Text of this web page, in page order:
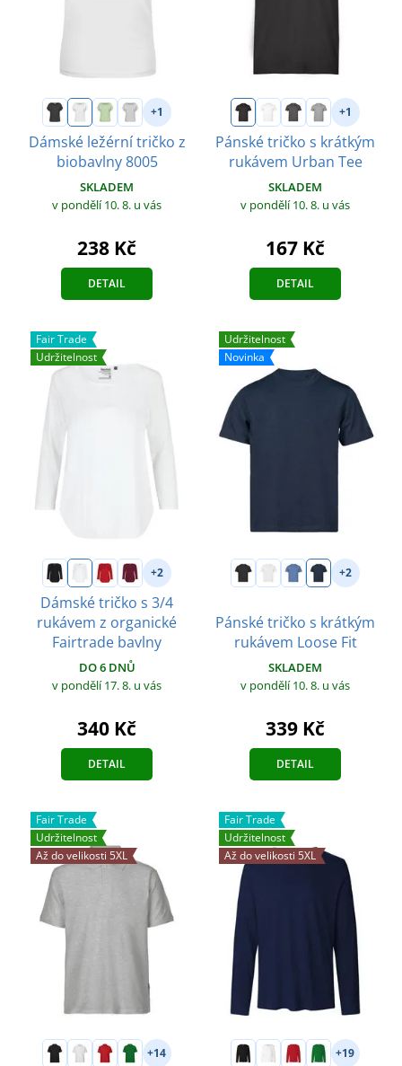
+1
Dámské ležérní tričko z
biobavlny 8005
SKLADEM
v pondělí 10. 8. u vás
238 Kč
DETAIL
+1
Pánské tričko s krátkým
rukávem Urban Tee
SKLADEM
v pondělí 10. 8. u vás
167 Kč
DETAIL
Fair Trade
Udržitelnost
+2
Dámské tričko s 3/4
rukávem z organické
Fairtrade bavlny
DO 6 DNŮ
v pondělí 17. 8. u vás
340 Kč
DETAIL
Udržitelnost
Novinka
+2
Pánské tričko s krátkým
rukávem Loose Fit
SKLADEM
v pondělí 10. 8. u vás
339 Kč
DETAIL
Fair Trade
Udržitelnost
Až do velikosti 5XL
+14
Fair Trade
Udržitelnost
Až do velikosti 5XL
+19